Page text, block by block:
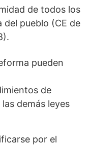
de todos los
del pueblo (CE de
pueden
de
demás leyes
por el